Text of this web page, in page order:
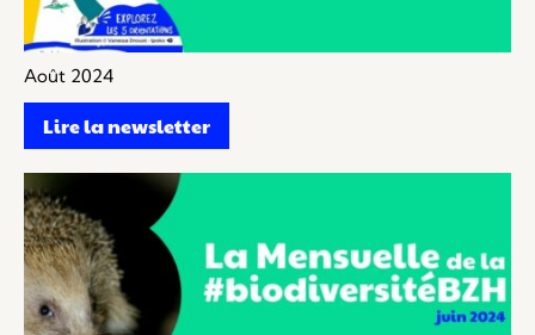
Août 2024
Lire la newsletter